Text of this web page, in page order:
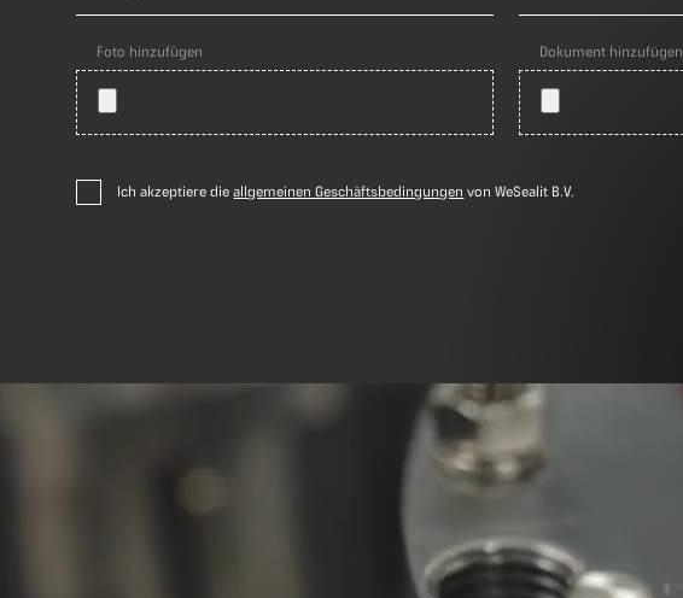
Foto hinzufügen Dokument hinzufügen
Ich akzeptiere dieallgemeinen Geschäftsbedingungen von WeSealit B.V.